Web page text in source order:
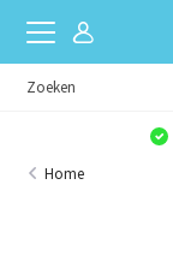
Home